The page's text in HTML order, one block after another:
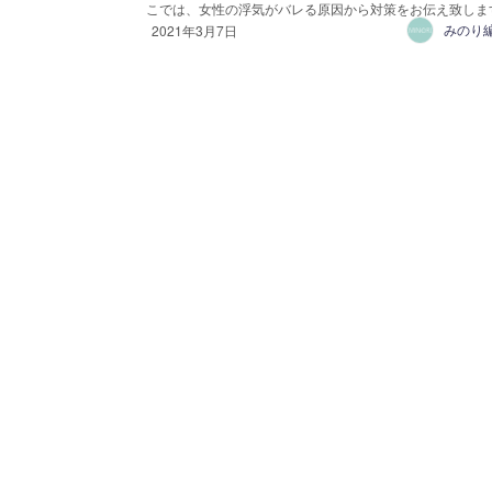
こでは、女性の浮気がバレる原因から対策をお伝え致しま
2021年3月7日